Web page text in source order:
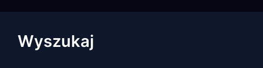
Wyszukaj